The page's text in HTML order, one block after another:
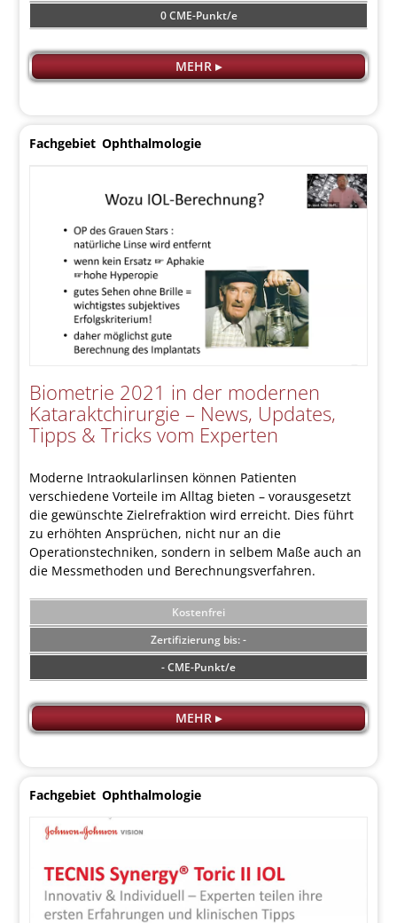
0 CME-Punkt/e
MEHR ▸
Fachgebiet Ophthalmologie
Biometrie 2021 in der modernen
Kataraktchirurgie – News, Updates,
Tipps & Tricks vom Experten
Moderne Intraokularlinsen können Patienten
verschiedene Vorteile im Alltag bieten – vorausgesetzt
die gewünschte Zielrefraktion wird erreicht. Dies führt
zu erhöhten Ansprüchen, nicht nur an die
Operationstechniken, sondern in selbem Maße auch an
die Messmethoden und Berechnungsverfahren.
Kostenfrei
-
- CME-Punkt/e
MEHR ▸
Fachgebiet Ophthalmologie